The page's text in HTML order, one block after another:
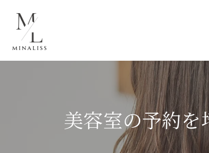
美容室の予約を